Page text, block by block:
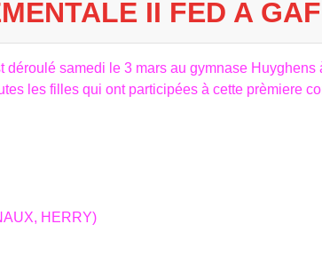
II FED A GAF
déroulé samedi le 3 mars au gymnase
les filles qui ont participées à cette prèmiere
HERRY)